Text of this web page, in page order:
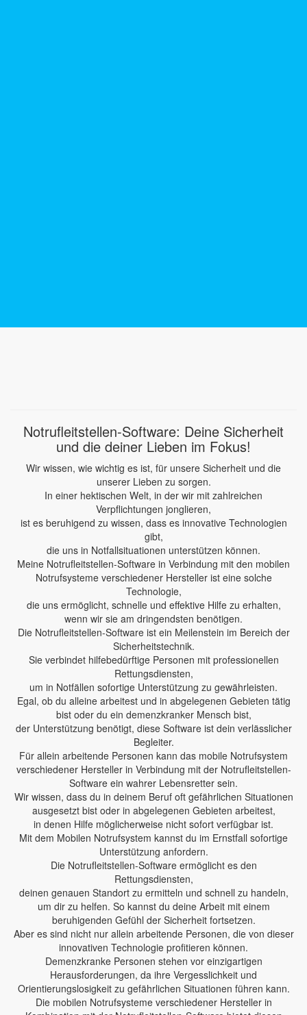
Notrufleitstellen-Software: Deine Sicherheit
und die deiner Lieben im Fokus!
Wir wissen, wie wichtig es ist, für unsere Sicherheit und die
unserer Lieben zu sorgen.
In einer hektischen Welt, in der wir mit zahlreichen
Verpflichtungen jonglieren,
ist es beruhigend zu wissen, dass es innovative Technologien
gibt,
die uns in Notfallsituationen unterstützen können.
Meine Notrufleitstellen-Software in Verbindung mit den mobilen
Notrufsysteme verschiedener Hersteller ist eine solche
Technologie,
die uns ermöglicht, schnelle und effektive Hilfe zu erhalten,
wenn wir sie am dringendsten benötigen.
Die Notrufleitstellen-Software ist ein Meilenstein im Bereich der
Sicherheitstechnik.
Sie verbindet hilfebedürftige Personen mit professionellen
Rettungsdiensten,
um in Notfällen sofortige Unterstützung zu gewährleisten.
Egal, ob du alleine arbeitest und in abgelegenen Gebieten tätig
bist oder du ein demenzkranker Mensch bist,
der Unterstützung benötigt, diese Software ist dein verlässlicher
Begleiter.
Für allein arbeitende Personen kann das mobile Notrufsystem
verschiedener Hersteller in Verbindung mit der Notrufleitstellen-
Software ein wahrer Lebensretter sein.
Wir wissen, dass du in deinem Beruf oft gefährlichen Situationen
ausgesetzt bist oder in abgelegenen Gebieten arbeitest,
in denen Hilfe möglicherweise nicht sofort verfügbar ist.
Mit dem Mobilen Notrufsystem kannst du im Ernstfall sofortige
Unterstützung anfordern.
Die Notrufleitstellen-Software ermöglicht es den
Rettungsdiensten,
deinen genauen Standort zu ermitteln und schnell zu handeln,
um dir zu helfen. So kannst du deine Arbeit mit einem
beruhigenden Gefühl der Sicherheit fortsetzen.
Aber es sind nicht nur allein arbeitende Personen, die von dieser
innovativen Technologie profitieren können.
Demenzkranke Personen stehen vor einzigartigen
Herausforderungen, da ihre Vergesslichkeit und
Orientierungslosigkeit zu gefährlichen Situationen führen kann.
Die mobilen Notrufsysteme verschiedener Hersteller in